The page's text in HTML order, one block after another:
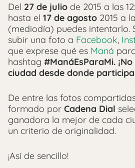
Del 27 de julio de 2015 a las
hasta el 17 de agosto 2015 a
(mediodía) puedes intentarlo.
subir una foto a Facebook,
que exprese qué es Maná
hashtag #ManáEsParaMi.
ciudad desde donde
De entre las fotos
formado por Cadena Dial
ganadora la mejor de cada
un criterio de originalidad.
¡Así de sencillo!